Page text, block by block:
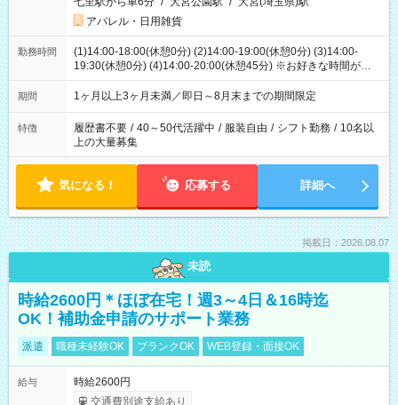
アパレル・日用雑貨
勤務時間
(1)14:00-18:00(休憩0分) (2)14:00-19:00(休憩0分) (3)14:00-
19:30(休憩0分) (4)14:00-20:00(休憩45分) ※お好きな時間が選べ
ます
期間 1ヶ月以上3ヶ月未満／即日～8月末までの期間限定
特徴 履歴書不要 / 40～50代活躍中 / 服装自由 / シフト勤務 / 10名以
上の大量募集
気になる！ 応募する 詳細へ
掲載日：2026.08.07
未読
時給2600円＊ほぼ在宅！週3～4日＆16時迄
OK！補助金申請のサポート業務
派遣 職種未経験OK ブランクOK WEB登録・面接OK
給与
時給2600円
交通費別途支給あり